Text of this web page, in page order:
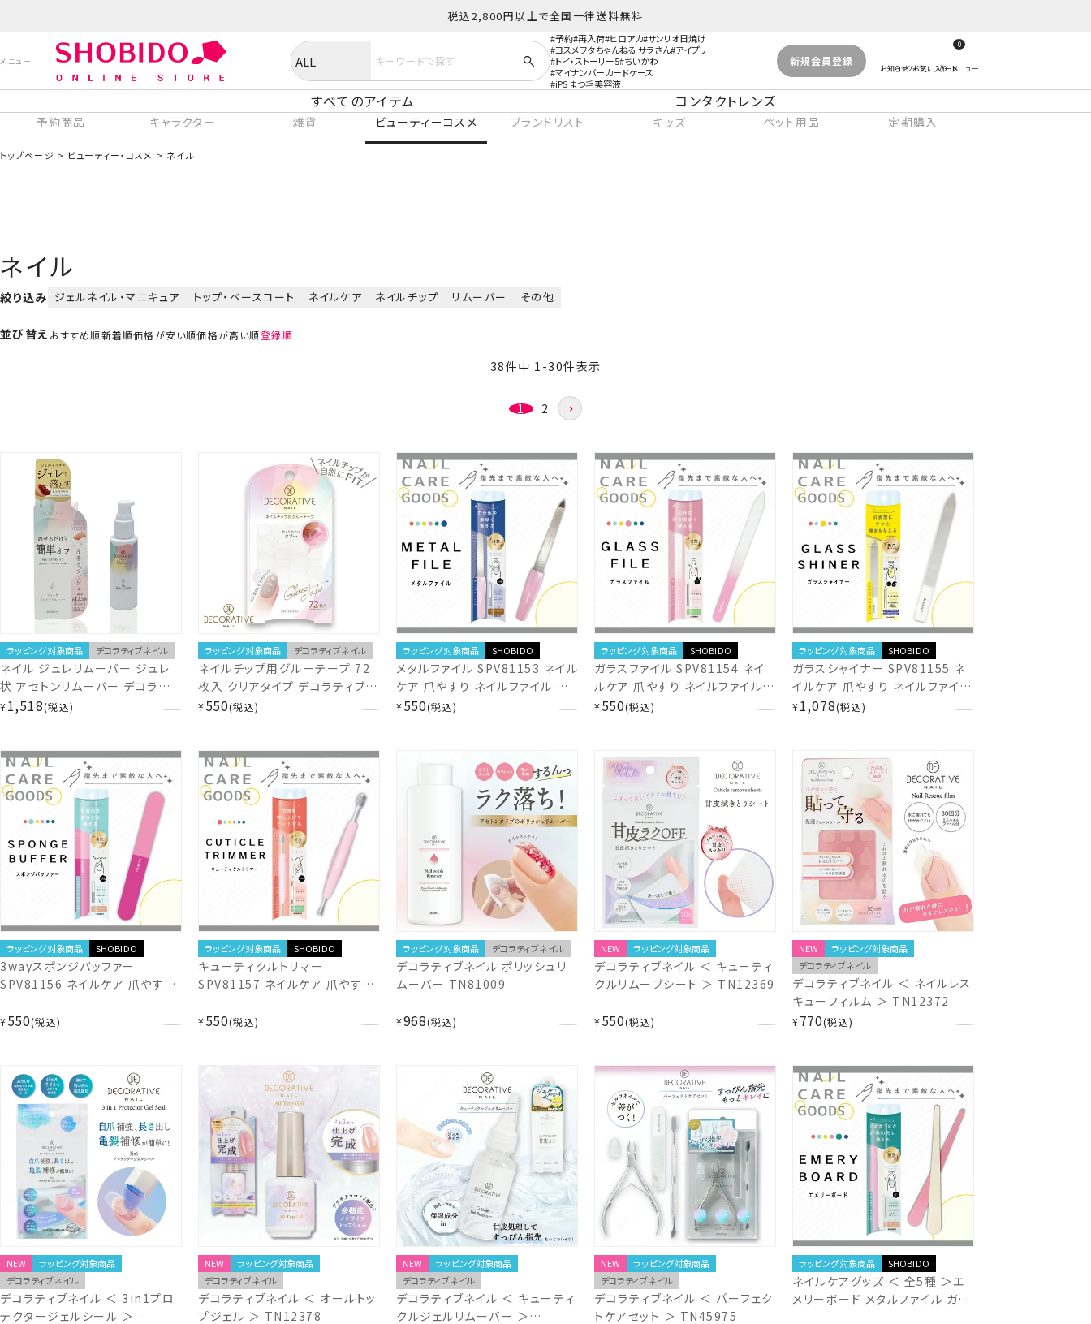
税込2,800円以上で全国一律送料無料
予約 再入荷 ヒロアカ サンリオ日焼け
コスメヲタちゃんねる サラさん アイプリ
トイ・ストーリー5 ちいかわ
マイナンバーカードケース
iPS まつ毛美容液
新規会員登録
0
すべてのアイテム コンタクトレンズ
予約商品 キャラクター 雑貨 ビューティーコスメ ブランドリスト キッズ ペット用品 定期購入
トップページ ビューティー・コスメ ネイル
ネイル
絞り込み ジェルネイル・マニキュア トップ・ベースコート ネイルケア ネイルチップ リムーバー その他
並び替え おすすめ順新着順価格が安い順価格が高い順登録順
38件中 1 -30件表示
1 2
ラッピング対象商品 デコラティブネイル
ネイル ジュレリムーバー ジュレ
状 アセトンリムーバー デコラティ
ブネイル ネイルリムーバー 除光
¥1,518 税込
ラッピング対象商品 デコラティブネイル
ネイルチップ用グルーテープ 72
枚入 クリアタイプ デコラティブネ
イル ネイル ネイルチップ ネイル
¥550 税込
ラッピング対象商品 SHOBIDO
メタルファイル SPV81153 ネイル
ケア 爪やすり ネイルファイル 爪
磨き 自爪ケア 二枚爪 ささくれ バ
ル 粧美堂 SHOBIDO shobido
¥550 税込
ラッピング対象商品 SHOBIDO
ガラスファイル SPV81154 ネイ
ルケア 爪やすり ネイルファイル
爪磨き 自爪ケア 二枚爪 ささくれ
ネイル 仕上げ お手入れ ジェルネ
イル 粧美堂 SHOBIDO
shobido
¥550 税込
ラッピング対象商品 SHOBIDO
ガラスシャイナー SPV81155 ネ
イルケア 爪やすり ネイルファイル
爪磨き 自爪ケア 二枚爪 ささくれ
ネイル 仕上げ お手入れ ジェルネ
イル 粧美堂 SHOBIDO
shobido
¥1,078 税込
ラッピング対象商品 SHOBIDO
3wayスポンジバッファー
SPV81156 ネイルケア 爪やすり
二枚爪 ささくれ バッファー エメリ
お手入れ ジェルネイル 粧美堂
SHOBIDO shobido
¥550 税込
ラッピング対象商品 SHOBIDO
キューティクルトリマー
SPV81157 ネイルケア 爪やすり
二枚爪 ささくれ バッファー エメリ
お手入れ ジェルネイル 粧美堂
SHOBIDO shobido
¥550 税込
ラッピング対象商品 デコラティブネイル
デコラティブネイル ポリッシュリ
ムーバー TN81009
¥968 税込
NEW ラッピング対象商品
デコラティブネイル ＜ キューティ
クルリムーブシート ＞ TN12369
¥550 税込
NEW
ラッピング対象商品
デコラティブネイル
デコラティブネイル ＜ ネイルレス
キューフィルム ＞ TN12372
¥770 税込
NEW
ラッピング対象商品
デコラティブネイル
デコラティブネイル ＜ 3in1プロ
テクタージェルシール ＞
NEW
ラッピング対象商品
デコラティブネイル
デコラティブネイル ＜ オールトッ
プジェル ＞ TN12378
NEW
ラッピング対象商品
デコラティブネイル
デコラティブネイル ＜ キューティ
クルジェルリムーバー ＞
NEW
ラッピング対象商品
デコラティブネイル
デコラティブネイル ＜ パーフェク
トケアセット ＞ TN45975
ラッピング対象商品 SHOBIDO
ネイルケアグッズ ＜ 全5種 ＞エ
メリーボード メタルファイル ガラ